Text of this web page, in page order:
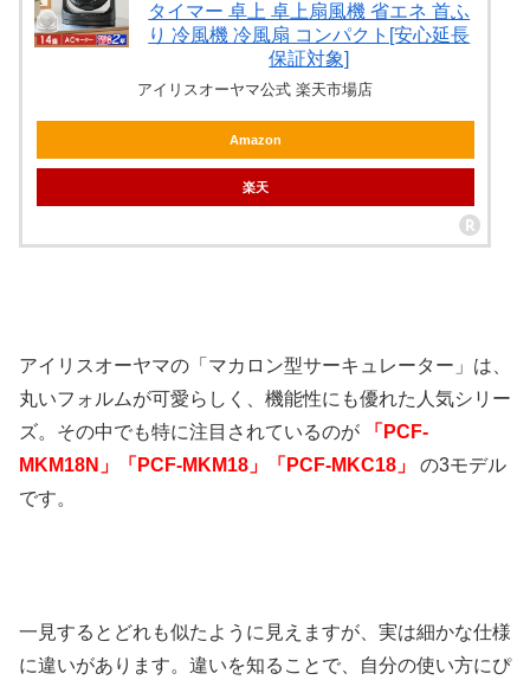
タイマー 卓上 卓上扇風機 省エネ 首ふ
り 冷風機 冷風扇 コンパクト[安心延長
保証対象]
アイリスオーヤマ公式 楽天市場店
Amazon
楽天
アイリスオーヤマの「マカロン型サーキュレーター」は、
丸いフォルムが可愛らしく、機能性にも優れた人気シリー
ズ。その中でも特に注目されているのが
「PCF-
MKM18N」「PCF-MKM18」「PCF-MKC18」
の3モデル
です。
一見するとどれも似たように見えますが、実は細かな仕様
に違いがあります。違いを知ることで、自分の使い方にぴ